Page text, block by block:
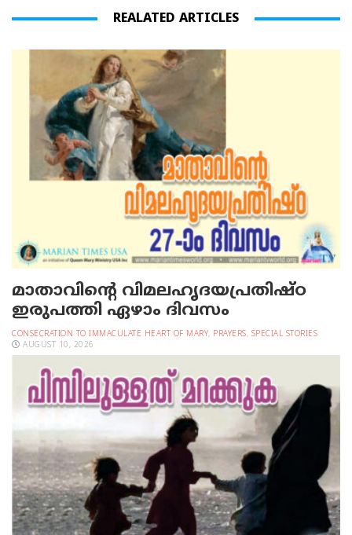
REALATED ARTICLES
മാതാവിന്റെ വിമലഹൃദയപ്രതിഷ്ഠ
ഇരുപത്തി ഏഴാം ദിവസം
CONSECRATION TO IMMACULATE HEART OF MARY, PRAYERS, SPECIAL STORIES
AUGUST 10, 2026